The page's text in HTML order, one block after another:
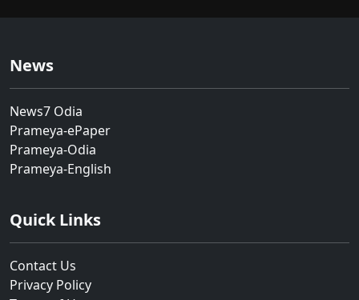
News
News7 Odia
Prameya-ePaper
Prameya-Odia
Prameya-English
Quick Links
Contact Us
Privacy Policy